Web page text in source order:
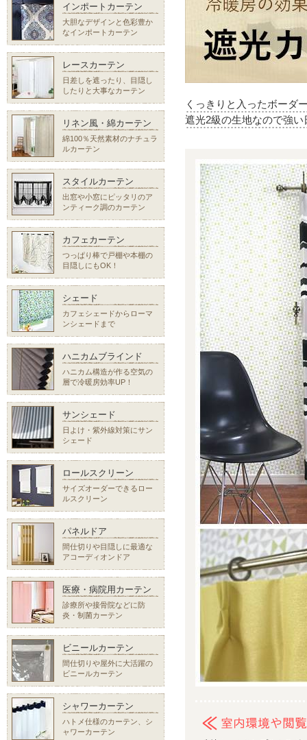
くっきりと入ったボーダ
遮光2級の生地なので強
インポートカーテン
大胆なデザインと色彩豊か
なインポートカーテン
レースカーテン
日差しを遮ったり、目隠し
したりと大事なカーテン
リネン風・綿カーテン
綿100％天然素材のナチュラ
ルカーテン
スタイルカーテン
出窓や小窓にピッタリのア
ンティーク調のカーテン
カフェカーテン
つっぱり棒で戸棚や本棚の
目隠しにもOK！
シェード
カフェシェードからローマ
ンシェードまで
ハニカムブラインド
ハニカム構造が作る空気の
層で冷暖房効率UP！
サンシェード
日よけ・紫外線対策にサン
シェード
ロールスクリーン
サイズオーダーできるロー
ルスクリーン
パネルドア
間仕切りや目隠しに最適な
アコーディオンドア
医療・病院用カーテン
診療所や接骨院などに防
炎・制菌カーテン
ビニールカーテン
間仕切りや屋外に大活躍の
ビニールカーテン
シャワーカーテン
ハトメ仕様のカーテン、シ
ャワーカーテン